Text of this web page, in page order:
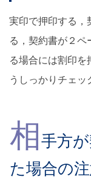
実印で押印する，
る，契約書が２ペ
る場合には割印を
うしっかりチェッ
相 手方
た場合の